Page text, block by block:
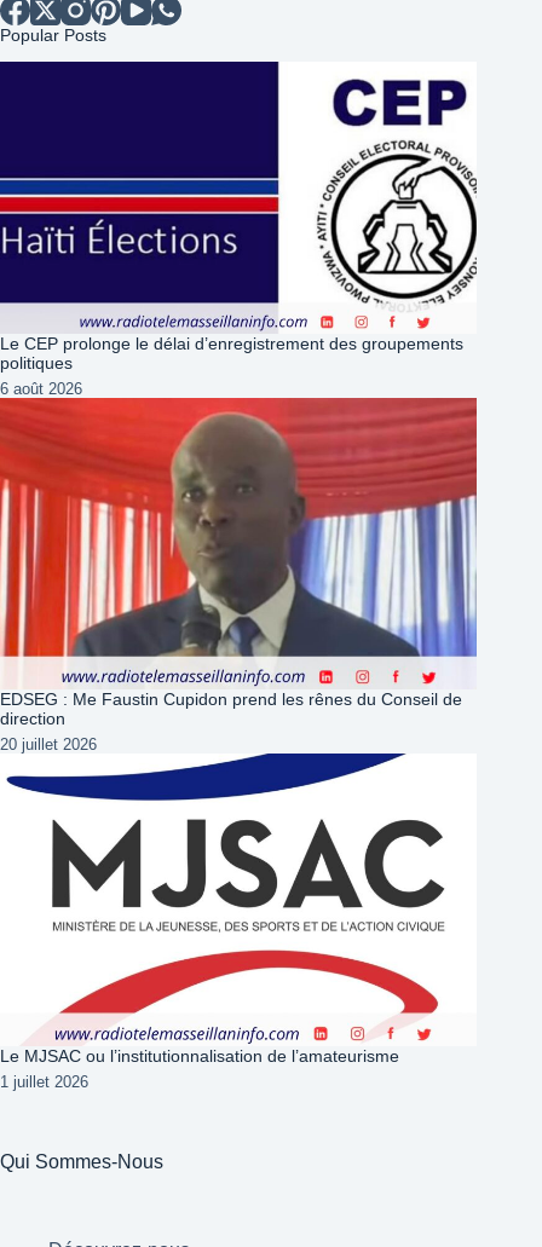
Popular Posts
Le CEP prolonge le délai d’enregistrement des groupements
politiques
6 août 2026
EDSEG : Me Faustin Cupidon prend les rênes du Conseil de
direction
20 juillet 2026
Le MJSAC ou l’institutionnalisation de l’amateurisme
1 juillet 2026
Qui Sommes-Nous